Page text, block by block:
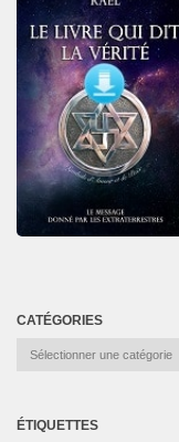
CATÉGORIES
Catégories
ÉTIQUETTES